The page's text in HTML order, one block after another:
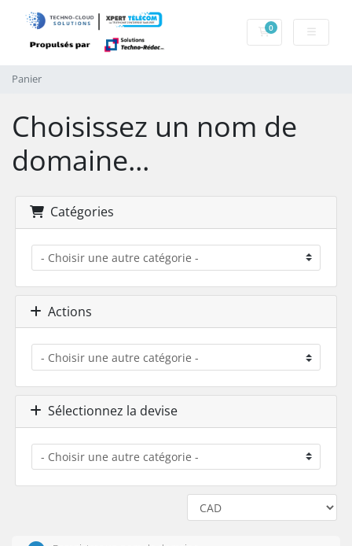
0Panier
Panier
Choisissez un nom de
domaine...
Catégories
Actions
Sélectionnez la devise